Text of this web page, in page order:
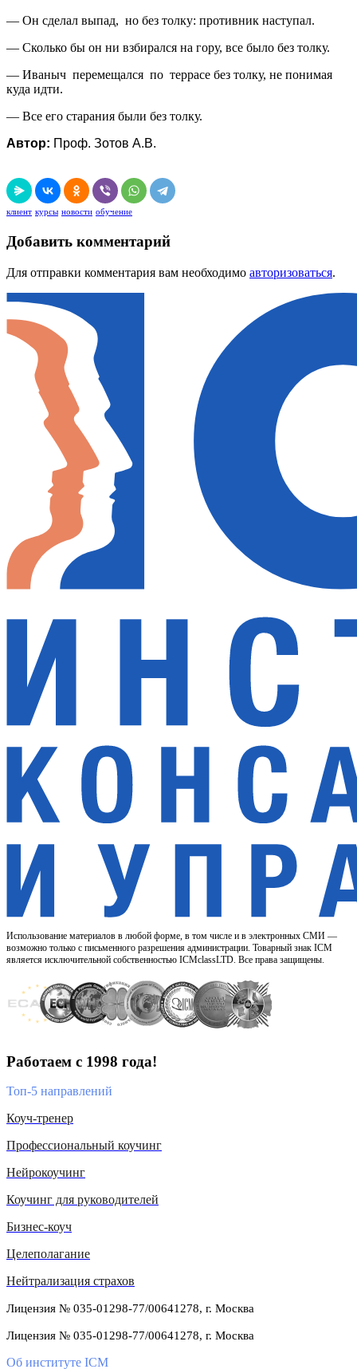
— Он сделал выпад, но без толку: противник наступал.
— Сколько бы он ни взбирался на гору, все было без толку.
— Иваныч перемещался по террасе без толку, не понимая
куда идти.
— Все его старания были без толку.
Автор: Проф. Зотов А.В.
клиент курсы новости обучение
Добавить комментарий
Для отправки комментария вам необходимо авторизоваться.
Использование материалов в любой форме, в том числе и в электронных СМИ —
возможно только с письменного разрешения администрации. Товарный знак ICM
является исключительной собственностью ICMclassLTD. Все права защищены.
Работаем с 1998 года!
Топ-5 направлений
Коуч-тренер
Профессиональный коучинг
Нейрокоучинг
Коучинг для руководителей
Бизнес-коуч
Целеполагание
Нейтрализация страхов
Лицензия № 035-01298-77/00641278, г. Москва
Лицензия № 035-01298-77/00641278, г. Москва
Об институте ICM